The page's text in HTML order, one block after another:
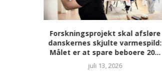
Forskningsprojekt skal afsløre
danskernes skjulte varmespild:
Målet er at spare beboere 20...
juli 13, 2026